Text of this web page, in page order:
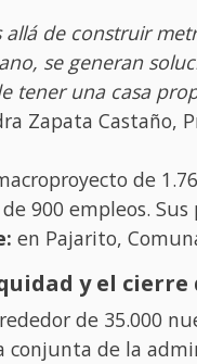
allá de construir
se generan
tener una casa
Zapata Castaño,
de
900 empleos.
en Pajarito,
y el cierre
de 35.000
conjunta de la